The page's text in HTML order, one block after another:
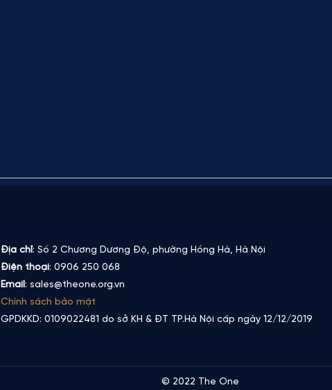
Địa chỉ: Số 2 Chương Dương Độ, phường Hồng Hà, Hà Nội
Điện thoại: 0906 250 068
Email: sales@theone.org.vn
Chính sách bảo mật
GPDKKD: 0109022481 do sở KH & ĐT TP.Hà Nội cấp ngày 12/12/2019
© 2022 The One